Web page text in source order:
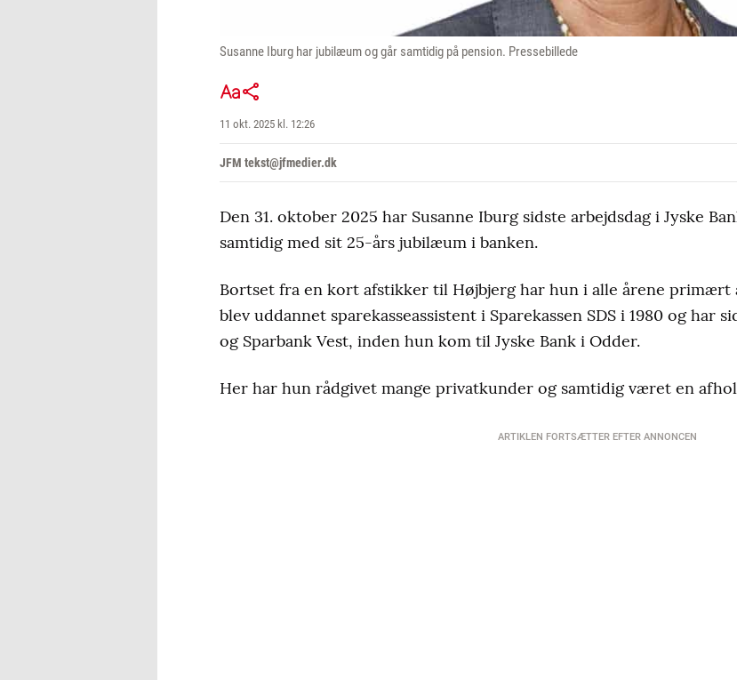
Susanne Iburg har jubilæum og går samtidig på pension. Pressebillede
11 okt. 2025 kl. 12:26
JFM tekst@jfmedier.dk
Den 31. oktober 2025 har Susanne Iburg sidste arbejdsdag i Jyske
samtidig med sit 25-års jubilæum i banken.
Bortset fra en kort afstikker til Højbjerg har hun i alle årene primært
blev uddannet sparekasseassistent i Sparekassen SDS i 1980 og har
og Sparbank Vest, inden hun kom til Jyske Bank i Odder.
Her har hun rådgivet mange privatkunder og samtidig været en
ARTIKLEN FORTSÆTTER EFTER ANNONCEN